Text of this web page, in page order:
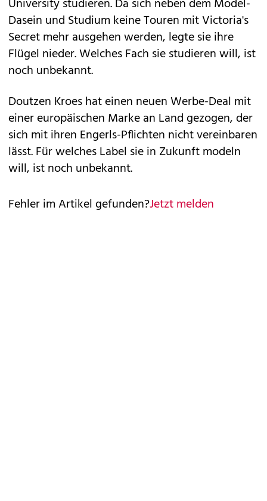
University studieren. Da sich neben dem Model-
Dasein und Studium keine Touren mit Victoria's
Secret mehr ausgehen werden, legte sie ihre
Flügel nieder. Welches Fach sie studieren will, ist
noch unbekannt.
Doutzen Kroes hat einen neuen Werbe-Deal mit
einer europäischen Marke an Land gezogen, der
sich mit ihren Engerls-Pflichten nicht vereinbaren
lässt. Für welches Label sie in Zukunft modeln
will, ist noch unbekannt.
Fehler im Artikel gefunden?Jetzt melden